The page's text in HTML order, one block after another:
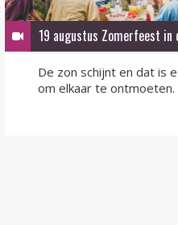
19 augustus Zomerfeest in
De zon schijnt en dat is
om elkaar te ontmoeten.